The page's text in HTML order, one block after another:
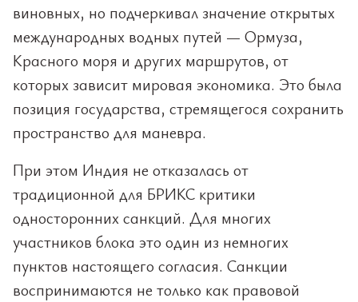
виновных, но подчеркивал значение открытых
международных водных путей — Ормуза,
Красного моря и других маршрутов, от
которых зависит мировая экономика. Это была
позиция государства, стремящегося сохранить
пространство для маневра.
При этом Индия не отказалась от
традиционной для БРИКС критики
односторонних санкций. Для многих
участников блока это один из немногих
пунктов настоящего согласия. Санкции
воспринимаются не только как правовой